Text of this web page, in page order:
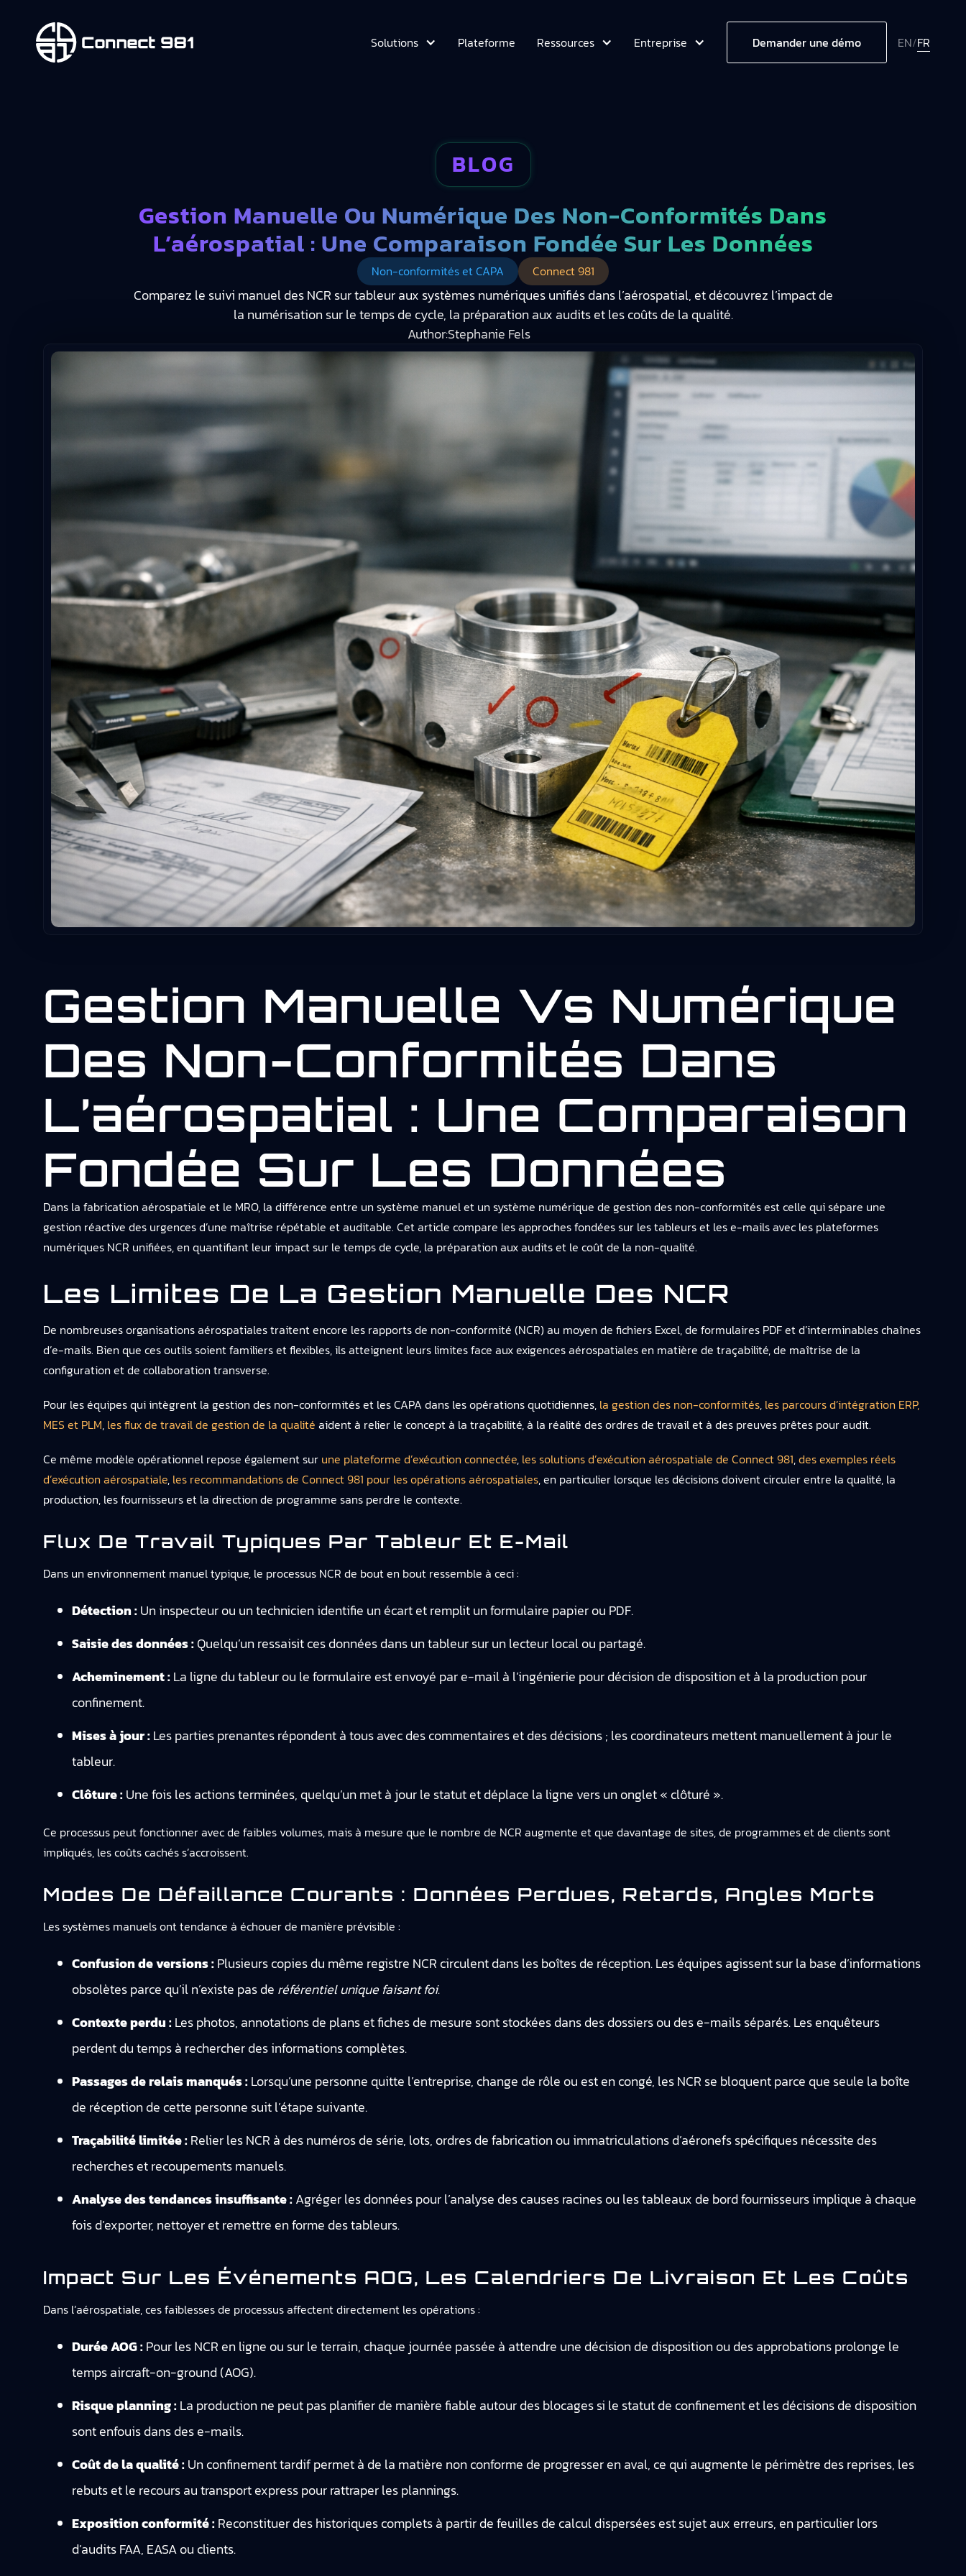
Solutions Plateforme Ressources Entreprise Demander une démo EN/FR
BLOG
Gestion Manuelle Ou Numérique Des Non-Conformités Dans
L’aérospatial : Une Comparaison Fondée Sur Les Données
Non-conformités et CAPA Connect 981
Comparez le suivi manuel des NCR sur tableur aux systèmes numériques unifiés dans l’aérospatial, et découvrez l’impact de
la numérisation sur le temps de cycle, la préparation aux audits et les coûts de la qualité.
Author:Stephanie Fels
Gestion Manuelle Vs Numérique
Des Non-Conformités Dans
L’aérospatial : Une Comparaison
Fondée Sur Les Données
Dans la fabrication aérospatiale et le MRO, la différence entre un système manuel et un système numérique de gestion des non-conformités est celle qui sépare une
gestion réactive des urgences d’une maîtrise répétable et auditable. Cet article compare les approches fondées sur les tableurs et les e-mails avec les plateformes
numériques NCR unifiées, en quantifiant leur impact sur le temps de cycle, la préparation aux audits et le coût de la non-qualité.
Les Limites De La Gestion Manuelle Des NCR
De nombreuses organisations aérospatiales traitent encore les rapports de non-conformité (NCR) au moyen de fichiers Excel, de formulaires PDF et d’interminables chaînes
d’e-mails. Bien que ces outils soient familiers et flexibles, ils atteignent leurs limites face aux exigences aérospatiales en matière de traçabilité, de maîtrise de la
configuration et de collaboration transverse.
Pour les équipes qui intègrent la gestion des non-conformités et les CAPA dans les opérations quotidiennes, la gestion des non-conformités, les parcours d’intégration ERP,
MES et PLM, les flux de travail de gestion de la qualité aident à relier le concept à la traçabilité, à la réalité des ordres de travail et à des preuves prêtes pour audit.
Ce même modèle opérationnel repose également sur une plateforme d’exécution connectée, les solutions d’exécution aérospatiale de Connect 981,des exemples réels
d’exécution aérospatiale, les recommandations de Connect 981 pour les opérations aérospatiales, en particulier lorsque les décisions doivent circuler entre la qualité, la
production, les fournisseurs et la direction de programme sans perdre le contexte.
Flux De Travail Typiques Par Tableur Et E-Mail
Dans un environnement manuel typique, le processus NCR de bout en bout ressemble à ceci :
Détection : Un inspecteur ou un technicien identifie un écart et remplit un formulaire papier ou PDF.
Saisie des données : Quelqu’un ressaisit ces données dans un tableur sur un lecteur local ou partagé.
Acheminement : La ligne du tableur ou le formulaire est envoyé par e-mail à l’ingénierie pour décision de disposition et à la production pour
confinement.
Mises à jour : Les parties prenantes répondent à tous avec des commentaires et des décisions ; les coordinateurs mettent manuellement à jour le
tableur.
Clôture : Une fois les actions terminées, quelqu’un met à jour le statut et déplace la ligne vers un onglet « clôturé ».
Ce processus peut fonctionner avec de faibles volumes, mais à mesure que le nombre de NCR augmente et que davantage de sites, de programmes et de clients sont
impliqués, les coûts cachés s’accroissent.
Modes De Défaillance Courants : Données Perdues, Retards, Angles Morts
Les systèmes manuels ont tendance à échouer de manière prévisible :
Confusion de versions : Plusieurs copies du même registre NCR circulent dans les boîtes de réception. Les équipes agissent sur la base d’informations
obsolètes parce qu’il n’existe pas de référentiel unique faisant foi.
Contexte perdu : Les photos, annotations de plans et fiches de mesure sont stockées dans des dossiers ou des e-mails séparés. Les enquêteurs
perdent du temps à rechercher des informations complètes.
Passages de relais manqués : Lorsqu’une personne quitte l’entreprise, change de rôle ou est en congé, les NCR se bloquent parce que seule la boîte
de réception de cette personne suit l’étape suivante.
Traçabilité limitée : Relier les NCR à des numéros de série, lots, ordres de fabrication ou immatriculations d’aéronefs spécifiques nécessite des
recherches et recoupements manuels.
Analyse des tendances insuffisante : Agréger les données pour l’analyse des causes racines ou les tableaux de bord fournisseurs implique à chaque
fois d’exporter, nettoyer et remettre en forme des tableurs.
Impact Sur Les Événements AOG, Les Calendriers De Livraison Et Les Coûts
Dans l’aérospatiale, ces faiblesses de processus affectent directement les opérations :
Durée AOG : Pour les NCR en ligne ou sur le terrain, chaque journée passée à attendre une décision de disposition ou des approbations prolonge le
temps aircraft-on-ground (AOG).
Risque planning : La production ne peut pas planifier de manière fiable autour des blocages si le statut de confinement et les décisions de disposition
sont enfouis dans des e-mails.
Coût de la qualité : Un confinement tardif permet à de la matière non conforme de progresser en aval, ce qui augmente le périmètre des reprises, les
rebuts et le recours au transport express pour rattraper les plannings.
Exposition conformité : Reconstituer des historiques complets à partir de feuilles de calcul dispersées est sujet aux erreurs, en particulier lors
d’audits FAA, EASA ou clients.